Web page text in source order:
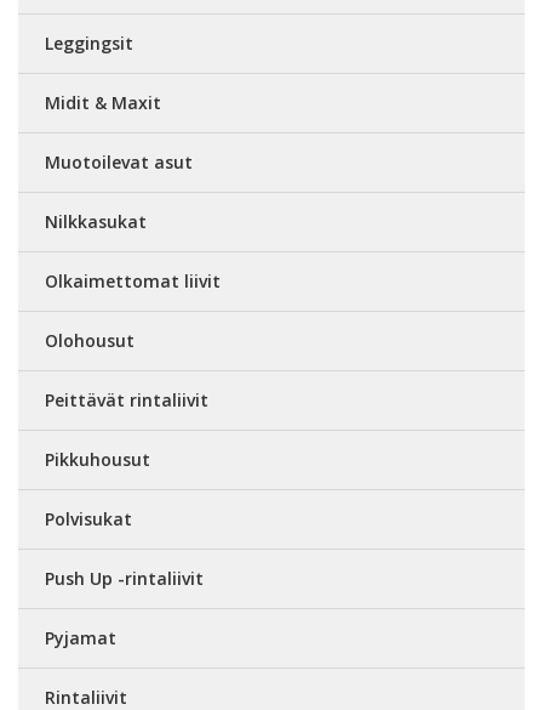
Leggingsit
Midit & Maxit
Muotoilevat asut
Nilkkasukat
Olkaimettomat liivit
Olohousut
Peittävät rintaliivit
Pikkuhousut
Polvisukat
Push Up -rintaliivit
Pyjamat
Rintaliivit